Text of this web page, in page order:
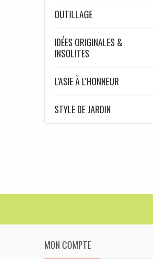
OUTILLAGE
IDÉES ORIGINALES &
INSOLITES
L'ASIE À L'HONNEUR
STYLE DE JARDIN
MON COMPTE